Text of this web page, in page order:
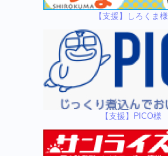
【支援】しろくま様
【支援】PICO様